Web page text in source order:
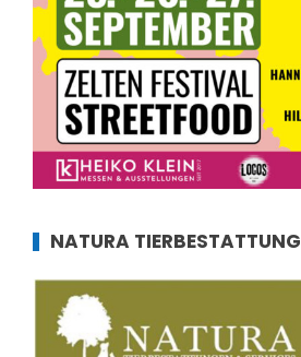
NATURA TIERBESTATTUNG